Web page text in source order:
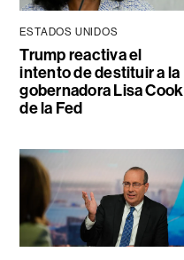
ESTADOS UNIDOS
Trump reactiva el
intento de destituir a la
gobernadora Lisa Cook
de la Fed